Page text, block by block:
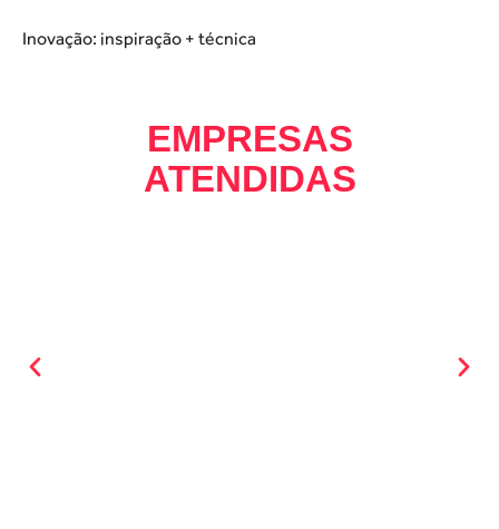
Inovação: inspiração + técnica
EMPRESAS
ATENDIDAS